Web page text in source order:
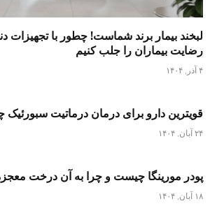
لبخند بیمار برند شماست! چطور با تجهیزات
رضایت بیماران را جلب کنیم
۴ آذر, ۱۴۰۴
قویترین دارو برای درمان درماتیت
۲۴ آبان, ۱۴۰۴
پودر مورینگا چیست و چرا به آن درخت
۱۸ آبان, ۱۴۰۴